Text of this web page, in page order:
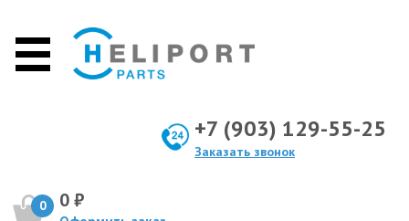
+7 (903) 129-55-25
Заказать звонок
0 0 ₽